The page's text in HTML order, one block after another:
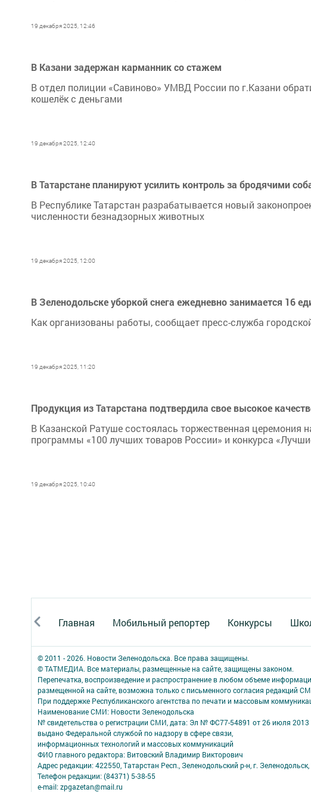
19 декабря 2025, 12:46
В Казани задержан карманник со стажем
В отдел полиции «Савиново» УМВД России по г.Казани
кошелёк с деньгами
19 декабря 2025, 12:40
В Татарстане планируют усилить контроль за бродячими
В Республике Татарстан разрабатывается новый
численности безнадзорных животных
19 декабря 2025, 12:00
В Зеленодольске уборкой снега ежедневно занимается 16
Как организованы работы, сообщает пресс-служба
19 декабря 2025, 11:20
Продукция из Татарстана подтвердила свое высокое
В Казанской Ратуше состоялась торжественная церемония
программы «100 лучших товаров России» и конкурса
19 декабря 2025, 10:40
Главная Мобильный репортер Конкурсы
© 2011 - 2026. Новости Зеленодольска. Все права защищены.
© ТАТМЕДИА. Все материалы, размещенные на сайте, защищены законом.
Перепечатка, воспроизведение и распространение в любом объеме
размещенной на сайте, возможна только с письменного согласия редакций
При поддержке Республиканского агентства по печати и массовым
Наименование СМИ: Новости Зеленодольска
№ свидетельства о регистрации СМИ, дата: Эл № ФС77-54891 от 26 июля 2013
выдано Федеральной службой по надзору в сфере связи,
информационных технологий и массовых коммуникаций
ФИО главного редактора: Витовский Владимир Викторович
Адрес редакции: 422550, Татарстан Респ., Зеленодольский р-н, г.
Телефон редакции: (84371) 5-38-55
e-mail: zpgazetan@mail.ru